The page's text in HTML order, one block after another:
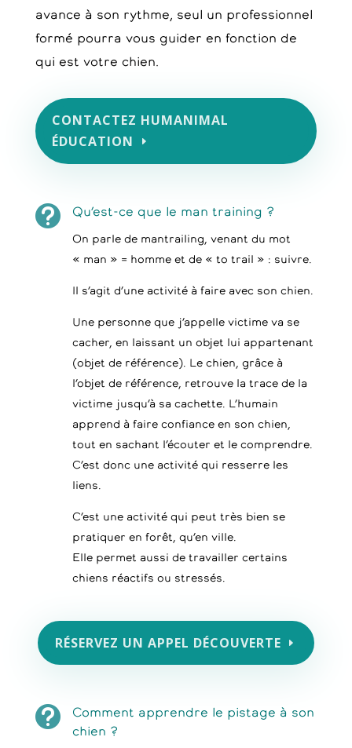
avance à son rythme, seul un professionnel
formé pourra vous guider en fonction de
qui est votre chien.
CONTACTEZ HUMANIMAL
ÉDUCATION
 Qu’est-ce que le man training ?
On parle de mantrailing, venant du mot
« man » = homme et de « to trail » : suivre.
Il s’agit d’une activité à faire avec son chien.
Une personne que j’appelle victime va se
cacher, en laissant un objet lui appartenant
(objet de référence). Le chien, grâce à
l’objet de référence, retrouve la trace de la
victime jusqu’à sa cachette. L’humain
apprend à faire confiance en son chien,
tout en sachant l’écouter et le comprendre.
C’est donc une activité qui resserre les
liens.
C’est une activité qui peut très bien se
pratiquer en forêt, qu’en ville.
Elle permet aussi de travailler certains
chiens réactifs ou stressés.
RÉSERVEZ UN APPEL DÉCOUVERTE

Comment apprendre le pistage à son
chien ?